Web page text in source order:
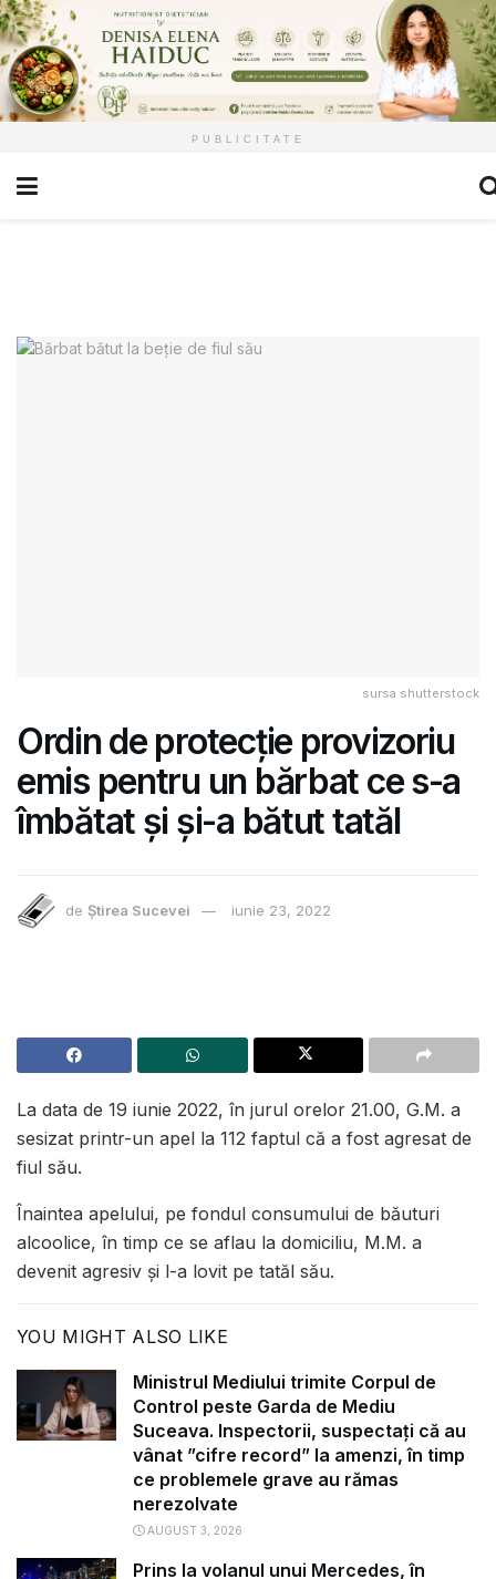
PUBLICITATE
sursa shutterstock
Ordin de protecție provizoriu
emis pentru un bărbat ce s-a
îmbătat și și-a bătut tatăl
de Știrea Sucevei iunie 23, 2022
La data de 19 iunie 2022, în jurul orelor 21.00, G.M. a
sesizat printr-un apel la 112 faptul că a fost agresat de
fiul său.
Înaintea apelului, pe fondul consumului de băuturi
alcoolice, în timp ce se aflau la domiciliu, M.M. a
devenit agresiv și l-a lovit pe tatăl său.
YOU MIGHT ALSO LIKE
Ministrul Mediului trimite Corpul de
Control peste Garda de Mediu
Suceava. Inspectorii, suspectați că au
vânat ”cifre record” la amenzi, în timp
ce problemele grave au rămas
nerezolvate
AUGUST 3, 2026
Prins la volanul unui Mercedes, în